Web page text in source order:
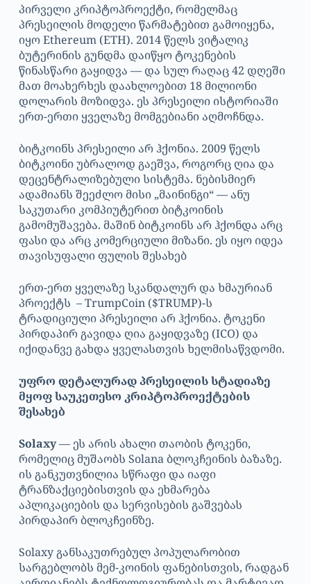
პირველი კრიპტოპროექტი, რომელმაც
პრესეილის მოდელი წარმატებით გამოიყენა,
იყო Ethereum (ETH). 2014 წელს ვიტალიკ
ბუტერინის გუნდმა დაიწყო ტოკენების
წინასწარი გაყიდვა — და სულ რაღაც 42 დღეში
მათ მოახერხეს დაახლოებით 18 მილიონი
დოლარის მოზიდვა. ეს პრესეილი ისტორიაში
ერთ-ერთი ყველაზე მომგებიანი აღმოჩნდა.
ბიტკოინს პრესეილი არ ჰქონია. 2009 წელს
ბიტკოინი უბრალოდ გაეშვა, როგორც ღია და
დეცენტრალიზებული სისტემა. ნებისმიერ
ადამიანს შეეძლო მისი „მაინინგი“ — ანუ
საკუთარი კომპიუტერით ბიტკოინის
გამომუშავება. მაშინ ბიტკოინს არ ჰქონდა არც
ფასი და არც კომერციული მიზანი. ეს იყო იდეა
თავისუფალი ფულის შესახებ
ერთ-ერთ ყველაზე სკანდალურ და ხმაურიან
პროექტს – TrumpCoin ($TRUMP)-ს
ტრადიციული პრესეილი არ ჰქონია. ტოკენი
პირდაპირ გავიდა ღია გაყიდვაზე (ICO) და
იქიდანვე გახდა ყველასთვის ხელმისაწვდომი.
უფრო დეტალურად პრესეილის სტადიაზე
მყოფ საუკეთესო კრიპტოპროექტების
შესახებ
Solaxy— ეს არის ახალი თაობის ტოკენი,
რომელიც მუშაობს Solana ბლოკჩეინის ბაზაზე.
ის განკუთვნილია სწრაფი და იაფი
ტრანზაქციებისთვის და ეხმარება
აპლიკაციების და სერვისების გაშვებას
პირდაპირ ბლოკჩეინზე.
Solaxy განსაკუთრებულ პოპულარობით
სარგებლობს მემ-კოინის ფანებისთვის, რადგან